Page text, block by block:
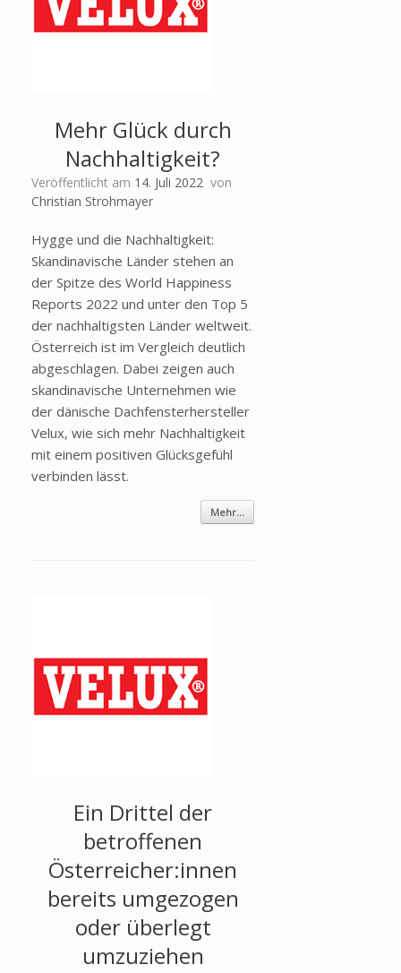
Mehr Glück durch
Nachhaltigkeit?
Veröffentlicht am 14. Juli 2022 von
Christian Strohmayer
Hygge und die Nachhaltigkeit:
Skandinavische Länder stehen an
der Spitze des World Happiness
Reports 2022 und unter den Top 5
der nachhaltigsten Länder weltweit.
Österreich ist im Vergleich deutlich
abgeschlagen. Dabei zeigen auch
skandinavische Unternehmen wie
der dänische Dachfensterhersteller
Velux, wie sich mehr Nachhaltigkeit
mit einem positiven Glücksgefühl
verbinden lässt.
Mehr...
Ein Drittel der
betroffenen
Österreicher:innen
bereits umgezogen
oder überlegt
umzuziehen